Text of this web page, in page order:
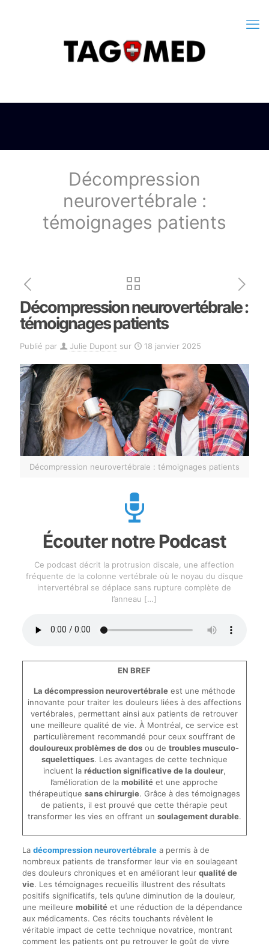
Décompression
neurovertébrale :
témoignages patients
Décompression neurovertébrale :
témoignages patients
Publié par Julie Dupont sur 18 janvier 2025
Décompression neurovertébrale : témoignages patients
Écouter notre Podcast
Ce podcast décrit la protrusion discale, une affection
fréquente de la colonne vertébrale où le noyau du disque
intervertébral se déplace sans rupture complète de
l’anneau […]
EN BREF
La décompression neurovertébraleest une méthode
innovante pour traiter les douleurs liées à des affections
vertébrales, permettant ainsi aux patients de retrouver
une meilleure qualité de vie. À Montréal, ce service est
particulièrement recommandé pour ceux souffrant de
douloureux problèmes de dos ou detroubles musculo-
squelettiques. Les avantages de cette technique
incluent la réduction significative de la douleur,
l’amélioration de lamobilité et une approche
thérapeutique sans chirurgie. Grâce à des témoignages
de patients, il est prouvé que cette thérapie peut
transformer les vies en offrant un soulagement durable.
La décompression neurovertébralea permis à de
nombreux patients de transformer leur vie en soulageant
des douleurs chroniques et en améliorant leur qualité de
vie. Les témoignages recueillis illustrent des résultats
positifs significatifs, tels qu’une diminution de la douleur,
une meilleure mobilitéet une réduction de la dépendance
aux médicaments. Ces récits touchants révèlent le
véritable impact de cette technique novatrice, montrant
comment les patients ont pu retrouver le goût de vivre